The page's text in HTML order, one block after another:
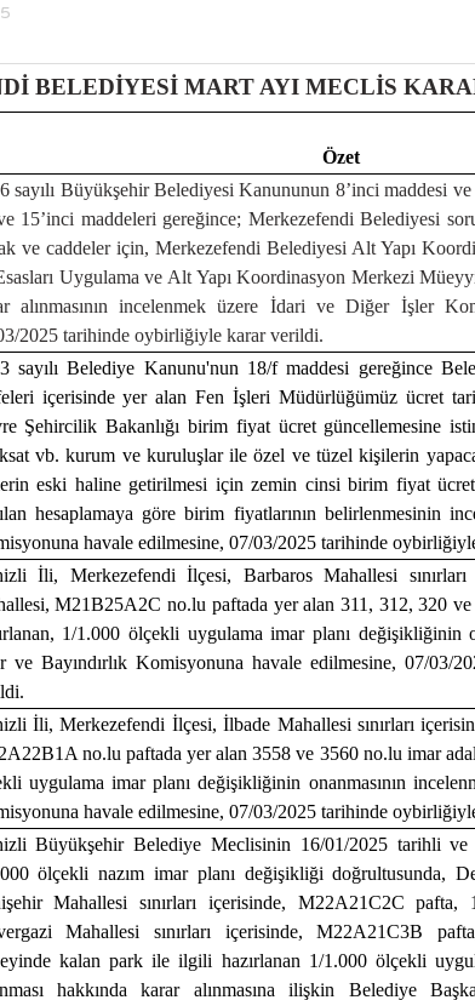
BELEDİYESİ MART AYI MECLİS
Özet
sayılı Büyükşehir Belediyesi Kanununun 8’inci maddesi
15’inci maddeleri gereğince; Merkezefendi Belediyesi
ve caddeler için, Merkezefendi Belediyesi Alt Yapı
Uygulama ve Alt Yapı Koordinasyon Merkezi
alınmasının incelenmek üzere İdari ve Diğer İşler
2025 tarihinde oybirliğiyle karar verildi.
sayılı Belediye Kanunu'nun 18/f maddesi gereğince
içerisinde yer alan Fen İşleri Müdürlüğümüz ücret
Şehircilik Bakanlığı birim fiyat ücret güncellemesine
vb. kurum ve kuruluşlar ile özel ve tüzel kişilerin
eski haline getirilmesi için zemin cinsi birim fiyat
hesaplamaya göre birim fiyatlarının belirlenmesinin
havale edilmesine, 07/03/2025 tarihinde
İli, Merkezefendi İlçesi, Barbaros Mahallesi
M21B25A2C no.lu paftada yer alan 311, 312, 320
1/1.000 ölçekli uygulama imar planı değişikliğinin
ve Bayındırlık Komisyonuna havale edilmesine, 07/03/
İli, Merkezefendi İlçesi, İlbade Mahallesi sınırları
no.lu paftada yer alan 3558 ve 3560 no.lu imar
uygulama imar planı değişikliğinin onanmasının
havale edilmesine, 07/03/2025 tarihinde
Büyükşehir Belediye Meclisinin 16/01/2025 tarihli ve
ölçekli nazım imar planı değişikliği doğrultusunda,
Mahallesi sınırları içerisinde, M22A21C2C
Mahallesi sınırları içerisinde, M22A21C3B
kalan park ile ilgili hazırlanan 1/1.000 ölçekli
hakkında karar alınmasına ilişkin Belediye